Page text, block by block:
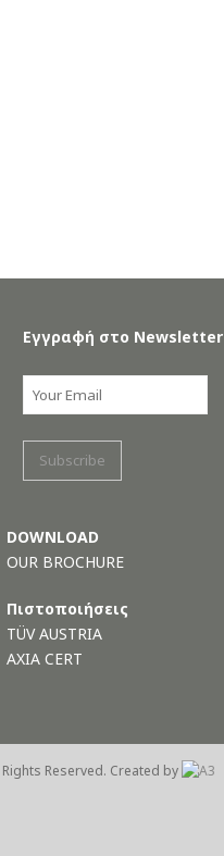
Εγγραφή στο Newsletter
DOWNLOAD
OUR BROCHURE
Πιστοποιήσεις
TÜV AUSTRIA
AXIA CERT
Reserved. Created by